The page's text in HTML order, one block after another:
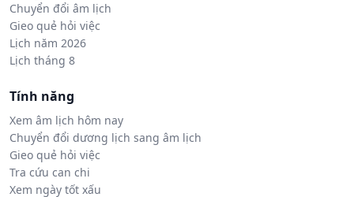
Chuyển đổi âm lịch
Gieo quẻ hỏi việc
Lịch năm 2026
Lịch tháng 8
Tính năng
Xem âm lịch hôm nay
Chuyển đổi dương lịch sang âm lịch
Gieo quẻ hỏi việc
Tra cứu can chi
Xem ngày tốt xấu